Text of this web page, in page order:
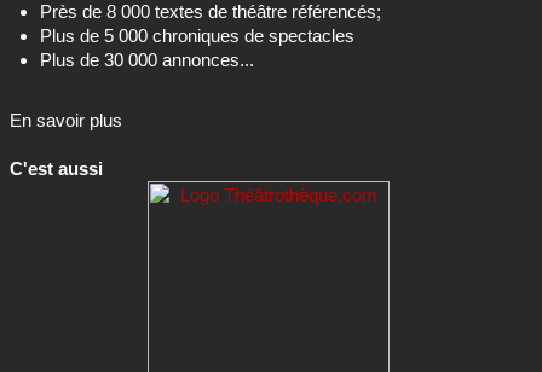
Près de 8 000 textes de théâtre référencés;
Plus de 5 000 chroniques de spectacles
Plus de 30 000 annonces...
En savoir plus
C'est aussi